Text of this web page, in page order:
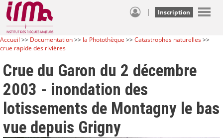
| Inscription
Accueil >> Documentation>> la Photothèque >>Catastrophes naturelles>>
crue rapide des rivières
Crue du Garon du 2 décembre
2003 - inondation des
lotissements de Montagny le bas
vue depuis Grigny